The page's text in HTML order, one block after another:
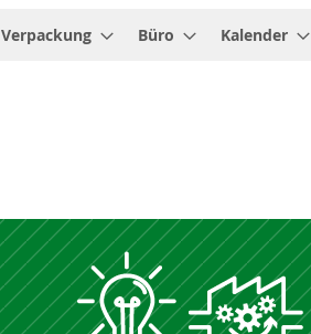
Verpackung Büro Kalender